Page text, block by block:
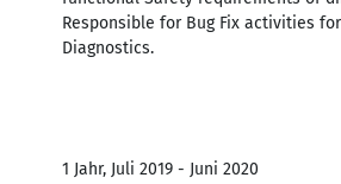
Responsible for Bug Fix activities for
Diagnostics.
1 Jahr, Juli 2019 - Juni 2020